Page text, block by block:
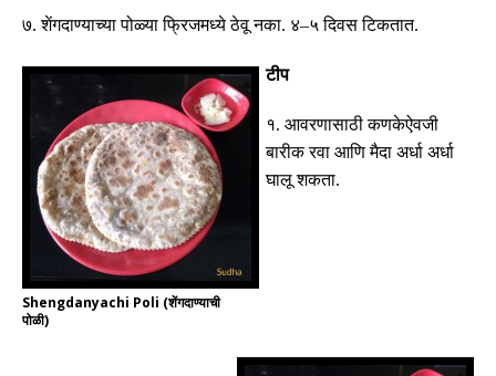
७.शेंगदाण्याच्या पोळ्या फ्रिजमध्ये ठेवू नका. ४–५ दिवस टिकतात.
Shengdanyachi Poli (शेंगदाण्याची
पोळी)
टीप
१. आवरणासाठी कणकेऐवजी
बारीक रवा आणि मैदा अर्धा अर्धा
घालू शकता.